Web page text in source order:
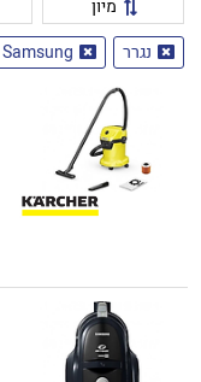
מיון
נגרר
Samsung